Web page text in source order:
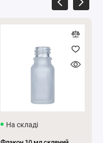
На складі